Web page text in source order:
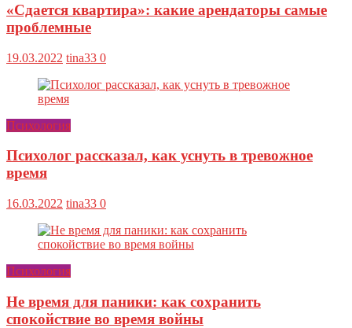
«Сдается квартира»: какие арендаторы самые
проблемные
19.03.2022 tina33 0
Психология
Психолог рассказал, как уснуть в тревожное
время
16.03.2022 tina33 0
Психология
Не время для паники: как сохранить
спокойствие во время войны